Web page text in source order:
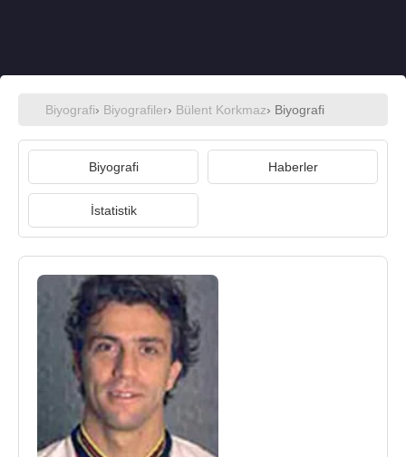
Biyografi› Biyografiler› Bülent Korkmaz› Biyografi
Biyografi Haberler
İstatistik